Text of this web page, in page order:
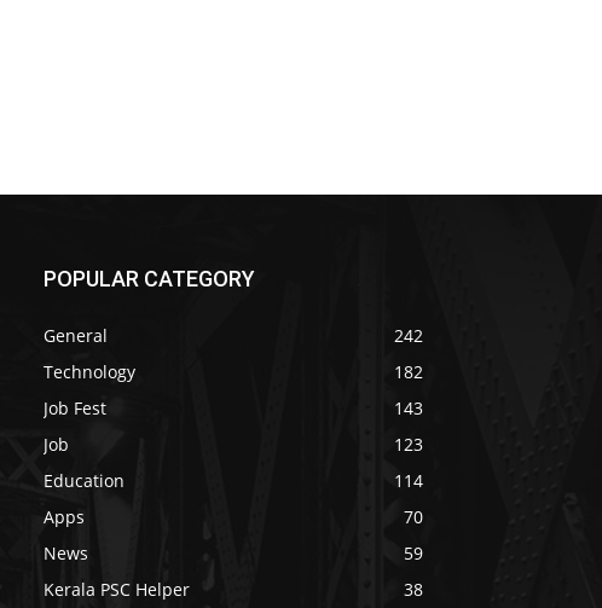
POPULAR CATEGORY
General
242
Technology
182
Job Fest
143
Job
123
Education
114
Apps
70
News
59
Kerala PSC Helper
38